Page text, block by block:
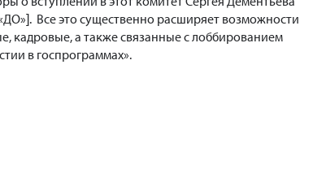
Все это существенно расширяет возможности
кадровые, а также связанные с лоббированием
в госпрограммах».